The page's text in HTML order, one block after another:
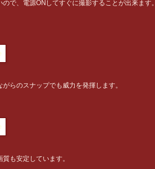
で、電源ONしてすぐに撮影することが出来ます。
らのスナップでも威力を発揮します。
も安定しています。